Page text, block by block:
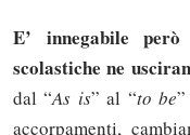
E’ innegabile
scolastiche ne
dal “As is” al “to be
accorpamenti,